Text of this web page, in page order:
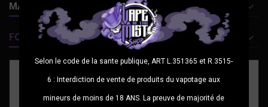
Selon le code de la sante publique, ART L.351365 et R.3515-
6 : Interdiction de vente de produits du vapotage aux
mineurs de moins de 18 ANS. La preuve de majorité de
MARQUES
FOURNISSEURS